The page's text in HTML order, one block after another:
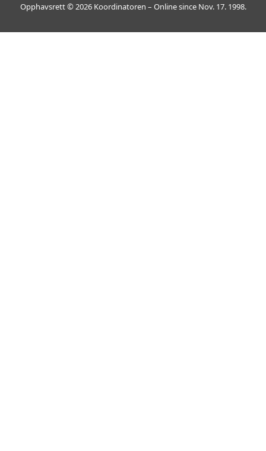
Opphavsrett © 2026 Koordinatoren – Online since Nov. 17. 1998.